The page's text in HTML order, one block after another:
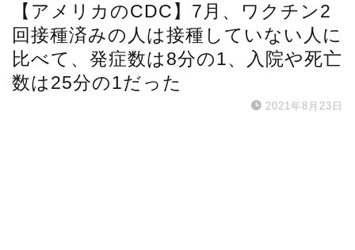
【アメリカのCDC】7月、ワクチン2
回接種済みの人は接種していない人に
比べて、発症数は8分の1、入院や死亡
数は25分の1だった
2021年8月23日